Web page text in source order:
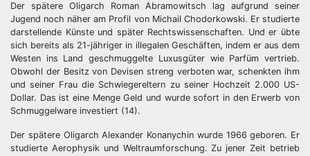
Der spätere Oligarch Roman Abramowitsch lag aufgrund seiner
Jugend noch näher am Profil von Michail Chodorkowski. Er studierte
darstellende Künste und später Rechtswissenschaften. Und er übte
sich bereits als 21-jähriger in illegalen Geschäften, indem er aus dem
Westen ins Land geschmuggelte Luxusgüter wie Parfüm vertrieb.
Obwohl der Besitz von Devisen streng verboten war, schenkten ihm
und seiner Frau die Schwiegereltern zu seiner Hochzeit 2.000 US-
Dollar. Das ist eine Menge Geld und wurde sofort in den Erwerb von
Schmuggelware investiert (14).
Der spätere Oligarch Alexander Konanychin wurde 1966 geboren. Er
studierte Aerophysik und Weltraumforschung. Zu jener Zeit betrieb